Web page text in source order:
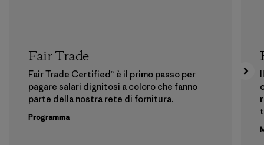
Fair Trade
Fair Trade Certified™ è il primo passo per
pagare salari dignitosi a coloro che fanno
parte della nostra rete di fornitura.
Programma